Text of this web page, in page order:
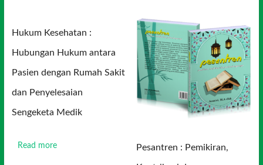
Hukum Kesehatan :
Hubungan Hukum antara
Pasien dengan Rumah Sakit
dan Penyelesaian
Sengeketa Medik
Read more Pesantren : Pemikiran,